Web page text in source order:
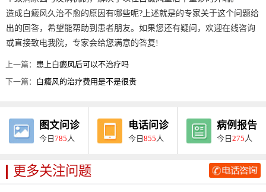
造成白癜风久治不愈的原因有哪些呢?上述就是的专家关于这个问题给
出的回答，希望能帮助到患者朋友。如果您还有疑问，欢迎在线咨询
或直接致电我院，专家会给您满意的答复!
上一篇： 患上白癜风后可以不治疗吗
下一篇： 白癜风的治疗费用是不是很贵
图文问诊
今日785 人
电话问诊
今日855 人
病例报告
今日275 人
更多关注问题